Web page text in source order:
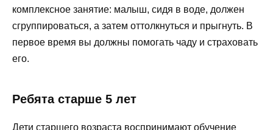
комплексное занятие: малыш, сидя в воде, должен
сгруппироваться, а затем оттолкнуться и прыгнуть. В
первое время вы должны помогать чаду и страховать
его.
Ребята старше 5 лет
Дети старшего возраста воспринимают обучение